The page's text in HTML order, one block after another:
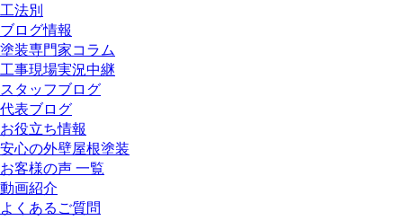
工法別
ブログ情報
塗装専門家コラム
工事現場実況中継
スタッフブログ
代表ブログ
お役立ち情報
安心の外壁屋根塗装
お客様の声 一覧
動画紹介
よくあるご質問